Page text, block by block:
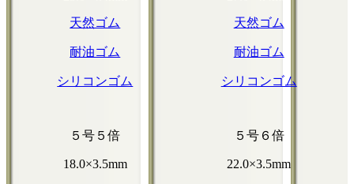
天然ゴム
耐油ゴム
シリコンゴム
天然ゴム
耐油ゴム
シリコンゴム
５号５倍
18.0×3.5mm
５号６倍
22.0×3.5mm